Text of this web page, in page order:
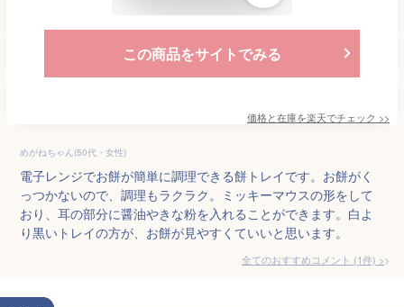
この商品をサイトでみる
価格と在庫を楽天でチェック >>
めがねちゃん(50代・女性)
電子レンジでお餅が簡単に調理できる餅トレイです。お餅がく
っつかないので、調理もラクラク。ミッキーマウスの形をして
おり、耳の部分に醤油やきな粉を入れることができます。白よ
り黒いトレイの方が、お餅が見やすくていいと思います。
全てのおすすめコメント (1件) >